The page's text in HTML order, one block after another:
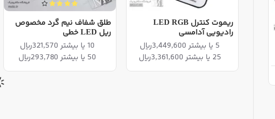
ریموت کنترل LED RGB
رادیویی آدامسی
5 یا بیشتر 3,449,600ریال
25 یا بیشتر 3,361,600ریال
طلق شفاف نیم گرد مخصوص
ریل LED خطی
10 یا بیشتر 321,570ریال
50 یا بیشتر 293,780ریال